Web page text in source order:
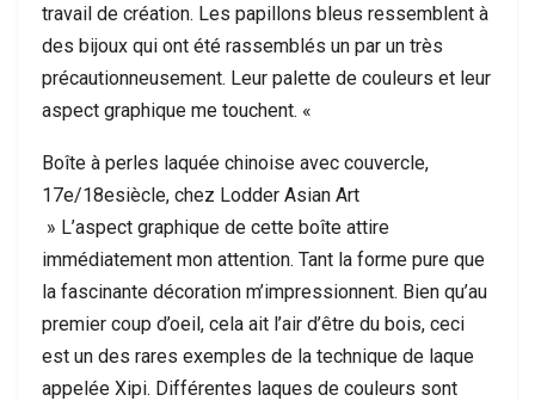
travail de création. Les papillons bleus ressemblent à
des bijoux qui ont été rassemblés un par un très
précautionneusement. Leur palette de couleurs et leur
aspect graphique me touchent. «
Boîte à perles laquée chinoise avec couvercle,
17e/18esiècle, chez Lodder Asian Art
» L’aspect graphique de cette boîte attire
immédiatement mon attention. Tant la forme pure que
la fascinante décoration m’impressionnent. Bien qu’au
premier coup d’oeil, cela ait l’air d’être du bois, ceci
est un des rares exemples de la technique de laque
appelée Xipi. Différentes laques de couleurs sont